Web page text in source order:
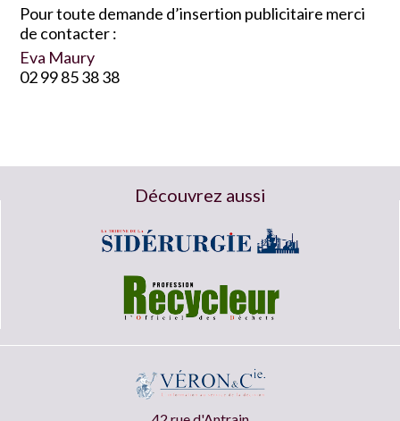
Pour toute demande d’insertion publicitaire merci
de contacter :
Eva Maury
02 99 85 38 38
Découvrez aussi